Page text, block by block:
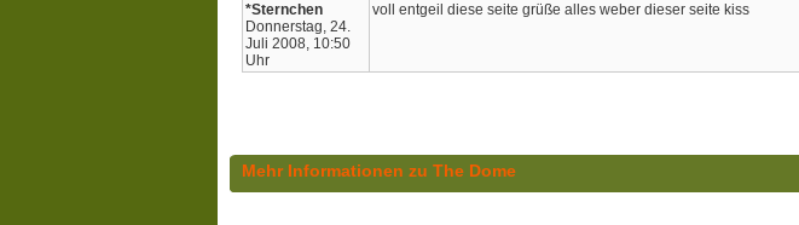
*Sternchen
Donnerstag, 24.
Juli 2008, 10:50
Uhr
voll entgeil diese seite grüße alles weber dieser seite kiss
Mehr Informationen zu The Dome